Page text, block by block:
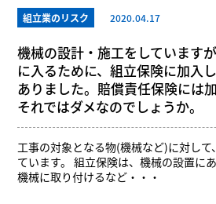
組立業のリスク 2020.04.17
機械の設計・施工をしています
に入るために、組立保険に加入
ありました。賠償責任保険には
それではダメなのでしょうか。
工事の対象となる物(機械など)に対し
ています。 組立保険は、機械の設置に
機械に取り付けるなど・・・